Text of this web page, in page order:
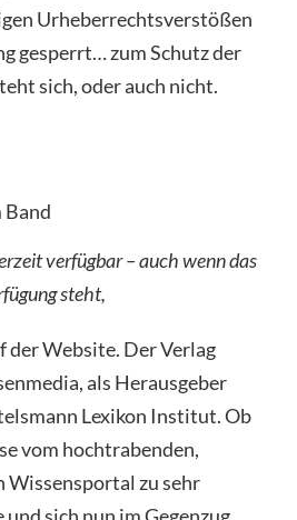
Urheberrechtsverstößen
gesperrt… zum Schutz der
sich, oder auch nicht.
verfügbar – auch wenn das
steht,
der Website. Der Verlag
als Herausgeber
Lexikon Institut. Ob
vom hochtrabenden,
zu sehr